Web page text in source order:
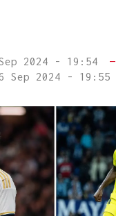
2024 - 19:54
—
Sep 2024 - 19:55